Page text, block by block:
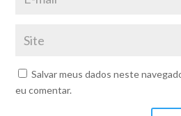
Salvar meus dados neste
eu comentar.